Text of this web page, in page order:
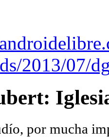
2013/07/
por mucha